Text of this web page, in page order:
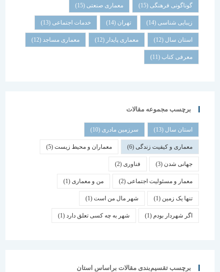
گوناگونی فرهنگی (15) معماری صنعتی(15)
زیبایی شناسی (14) تهران خدمات اجتماعی(13)
استان سال(12) معماری پایدار (12) معماری مساجد(12)
معرفی کتاب(11)
برچسب مجموعه مقالات
استان سال(13) سرزمین مادری(10)
معماری و کیفیت زندگی(6) معماران و محیط زیست(5)
جهانی شدن(3) فناوری (2)
معمار و مسئولیت اجتماعی(2) من و معماری (1)
تنها یک زمین(1) شهر مال من است(1)
اگر شهردار بودم (1) شهر به چه کسی تعلق دارد(1)
برچسب تقسیم‌بندی مقالات براساس استان